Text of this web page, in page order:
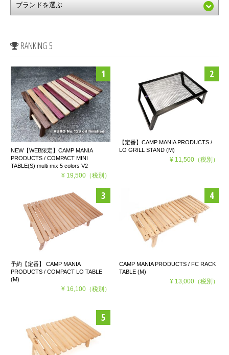
RANKING 5
NEW【WEB限定】CAMP MANIA
PRODUCTS / COMPACT MINI
TABLE(S) multi mix 5 colors V2
¥ 19,500（税別）
【定番】CAMP MANIA PRODUCTS /
LO GRILL STAND (M)
¥ 11,500（税別）
予約【定番】 CAMP MANIA
PRODUCTS / COMPACT LO TABLE
(M)
¥ 16,100（税別）
CAMP MANIA PRODUCTS / FC RACK
TABLE (M)
¥ 13,000（税別）